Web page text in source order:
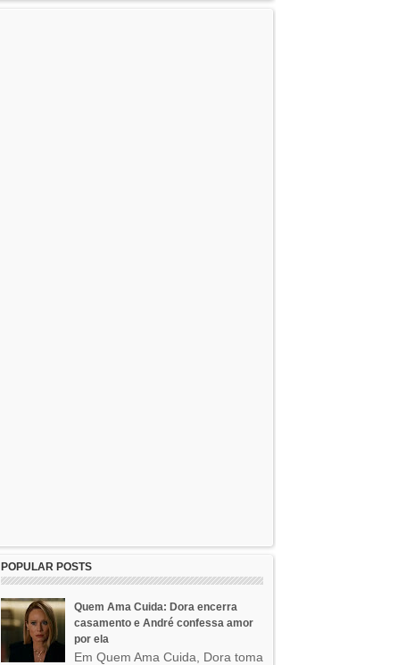
POPULAR POSTS
Quem Ama Cuida: Dora encerra
casamento e André confessa amor
por ela
Em Quem Ama Cuida, Dora toma